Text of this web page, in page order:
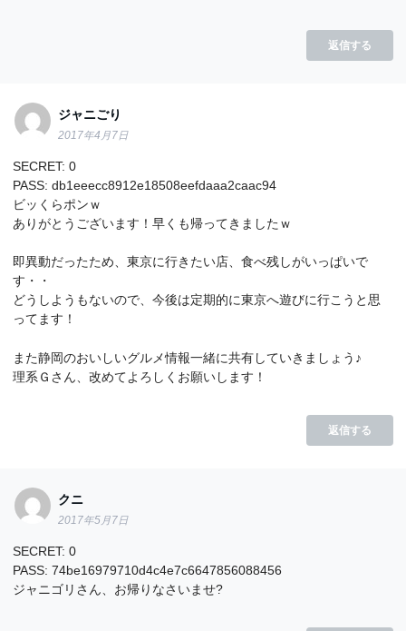
返信する
ジャニごり
2017年4月7日
SECRET: 0
PASS: db1eeecc8912e18508eefdaaa2caac94
ビッくらポンｗ
ありがとうございます！早くも帰ってきましたｗ
即異動だったため、東京に行きたい店、食べ残しがいっぱいで
す・・
どうしようもないので、今後は定期的に東京へ遊びに行こうと思
ってます！
また静岡のおいしいグルメ情報一緒に共有していきましょう♪
理系Ｇさん、改めてよろしくお願いします！
返信する
クニ
2017年5月7日
SECRET: 0
PASS: 74be16979710d4c4e7c6647856088456
ジャニゴリさん、お帰りなさいませ?